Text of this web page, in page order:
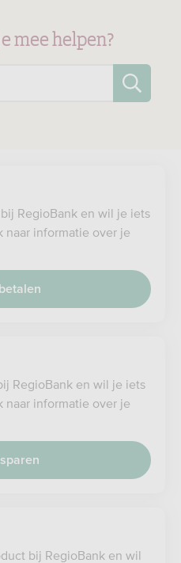
mee helpen?
RegioBank en wil je iets
informatie over je
RegioBank en wil je iets
informatie over je
bij RegioBank en wil